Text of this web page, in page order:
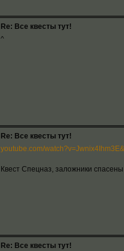
Re: Все квесты тут!
^
Re: Все квесты тут!
youtube.com/
Квест Спецназ, заложники спасены
Re: Все квесты тут!